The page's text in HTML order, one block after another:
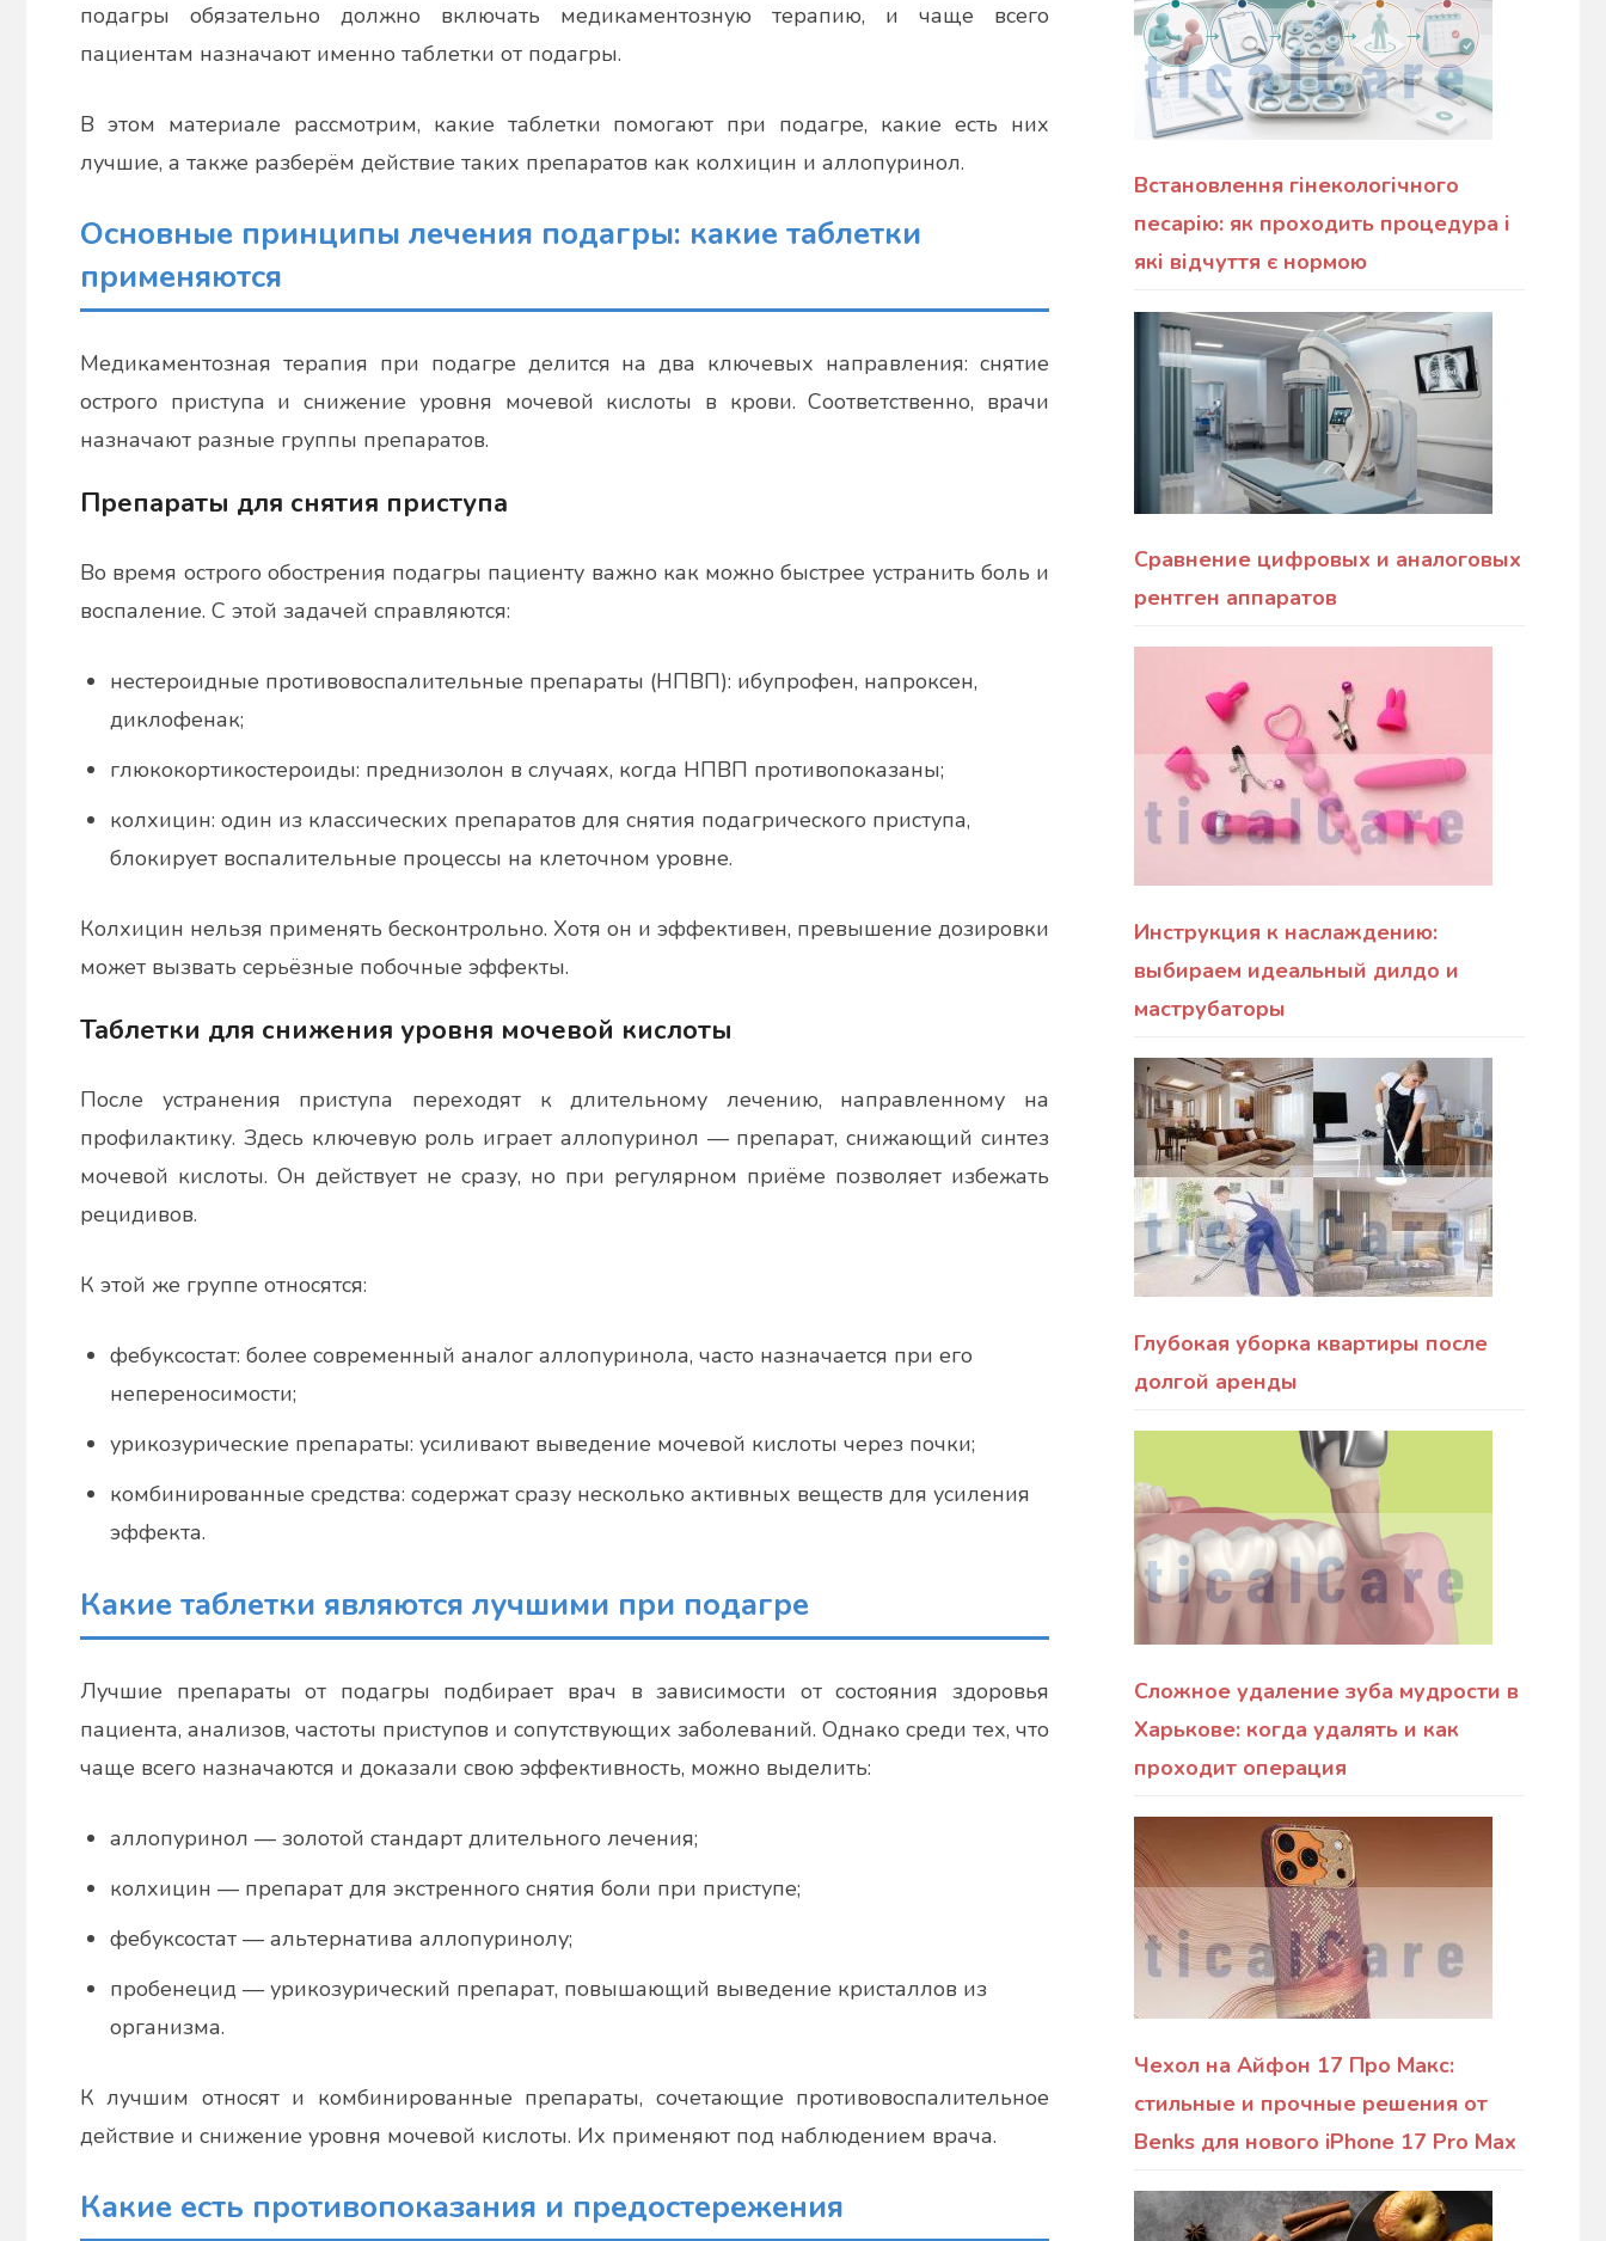
подагры обязательно должно включать медикаментозную терапию, и чаще всего
пациентам назначают именно таблетки от подагры.
В этом материале рассмотрим, какие таблетки помогают при подагре, какие есть них
лучшие, а также разберём действие таких препаратов как колхицин и аллопуринол.
Основные принципы лечения подагры: какие таблетки
применяются
Медикаментозная терапия при подагре делится на два ключевых направления: снятие
острого приступа и снижение уровня мочевой кислоты в крови. Соответственно, врачи
назначают разные группы препаратов.
Препараты для снятия приступа
Во время острого обострения подагры пациенту важно как можно быстрее устранить боль и
воспаление. С этой задачей справляются:
нестероидные противовоспалительные препараты (НПВП): ибупрофен, напроксен,
диклофенак;
глюкокортикостероиды: преднизолон в случаях, когда НПВП противопоказаны;
колхицин: один из классических препаратов для снятия подагрического приступа,
блокирует воспалительные процессы на клеточном уровне.
Колхицин нельзя применять бесконтрольно. Хотя он и эффективен, превышение дозировки
может вызвать серьёзные побочные эффекты.
Таблетки для снижения уровня мочевой кислоты
После устранения приступа переходят к длительному лечению, направленному на
профилактику. Здесь ключевую роль играет аллопуринол — препарат, снижающий синтез
мочевой кислоты. Он действует не сразу, но при регулярном приёме позволяет избежать
рецидивов.
К этой же группе относятся:
фебуксостат: более современный аналог аллопуринола, часто назначается при его
непереносимости;
урикозурические препараты: усиливают выведение мочевой кислоты через почки;
комбинированные средства: содержат сразу несколько активных веществ для усиления
эффекта.
Какие таблетки являются лучшими при подагре
Лучшие препараты от подагры подбирает врач в зависимости от состояния здоровья
пациента, анализов, частоты приступов и сопутствующих заболеваний. Однако среди тех, что
чаще всего назначаются и доказали свою эффективность, можно выделить:
аллопуринол — золотой стандарт длительного лечения;
колхицин — препарат для экстренного снятия боли при приступе;
фебуксостат — альтернатива аллопуринолу;
пробенецид — урикозурический препарат, повышающий выведение кристаллов из
организма.
К лучшим относят и комбинированные препараты, сочетающие противовоспалительное
действие и снижение уровня мочевой кислоты. Их применяют под наблюдением врача.
Какие есть противопоказания и предостережения
Встановлення гінекологічного
песарію: як проходить процедура і
які відчуття є нормою
Сравнение цифровых и аналоговых
рентген аппаратов
Инструкция к наслаждению:
выбираем идеальный дилдо и
маструбаторы
Глубокая уборка квартиры после
долгой аренды
Сложное удаление зуба мудрости в
Харькове: когда удалять и как
проходит операция
Чехол на Айфон 17 Про Макс:
стильные и прочные решения от
Benks для нового iPhone 17 Pro Max